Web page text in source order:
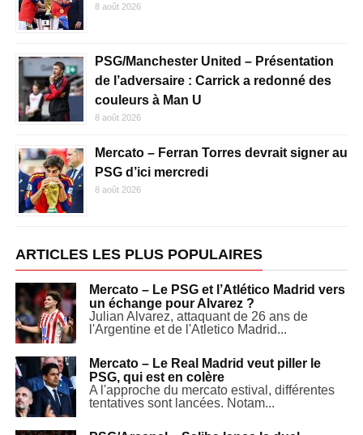
8 août 2026
PSG/Manchester United – Présentation
de l’adversaire : Carrick a redonné des
couleurs à Man U
8 août 2026
Mercato – Ferran Torres devrait signer au
PSG d’ici mercredi
8 août 2026
ARTICLES LES PLUS POPULAIRES
Mercato – Le PSG et l’Atlético Madrid vers
un échange pour Alvarez ?
Julian Alvarez, attaquant de 26 ans de
l'Argentine et de l'Atletico Madrid...
Mercato – Le Real Madrid veut piller le
PSG, qui est en colère
A l'approche du mercato estival, différentes
tentatives sont lancées. Notam...